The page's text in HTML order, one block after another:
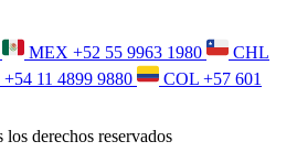
MEX +52 55 9963 1980
CHL
+54 11 4899 9880 COL +57 601
los derechos reservados